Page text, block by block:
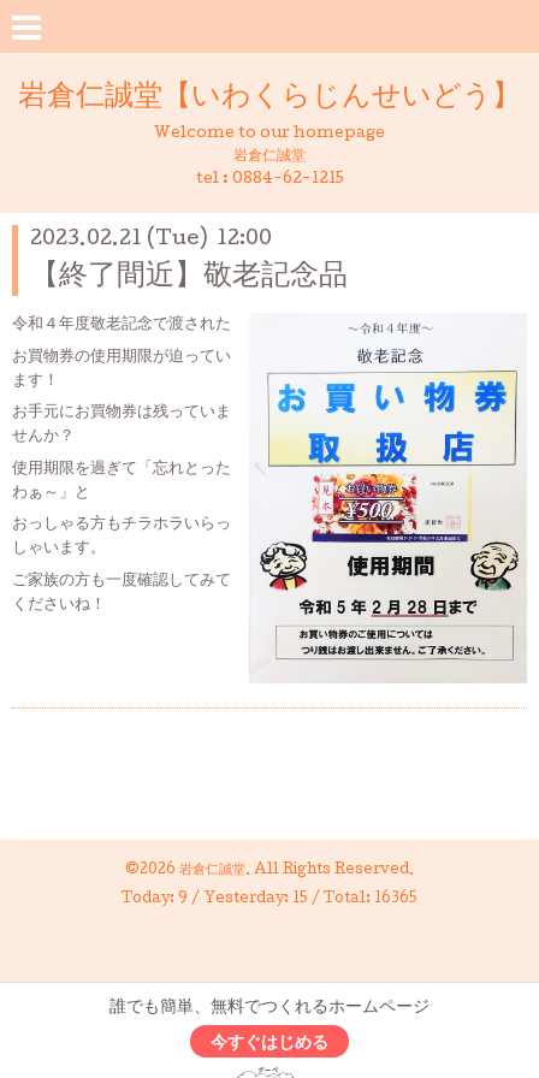
岩倉仁誠堂【いわくらじんせいどう】
Welcome to our homepage
岩倉仁誠堂
tel : 0884-62-1215
2023.02.21 (Tue) 12:00
【終了間近】敬老記念品
令和４年度敬老記念で渡された
お買物券の使用期限が迫ってい
ます！
お手元にお買物券は残っていま
せんか？
使用期限を過ぎて「忘れとった
わぁ～」と
おっしゃる方もチラホラいらっ
しゃいます。
ご家族の方も一度確認してみて
くださいね！
©2026 岩倉仁誠堂. All Rights Reserved.
Today: 9 / Yesterday: 15 / Total: 16365
誰でも簡単、無料でつくれるホームページ
今すぐはじめる